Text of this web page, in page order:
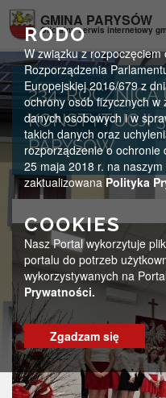
RODO
W związku z
Rozporządzenia
Europejskiej 2016/679 z
ochrony osób fizycznych w
danych osobowych i w
takich danych oraz
rozporządzenie o
25 maja 2018 r. na
zaktualizowana Polityka
COOKIES
Nasz Portal wykorzytuje
portalu do potrzeb
wykorzystywanych na
Prywatności.
Zgadzam się
GMINA PARYSÓW
Oficjalny serwis internetowy
234.
KONSTYTUCJI
PARYSÓW